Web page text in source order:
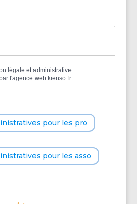
légale et administrative
l'agence web kienso.fr
pour les pro
pour les asso